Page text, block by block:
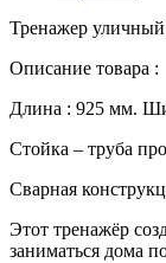
Тренажер
Описание товара :
Длина : 925 мм.
Стойка – труба
Сварная
Этот тренажёр
заниматься дома